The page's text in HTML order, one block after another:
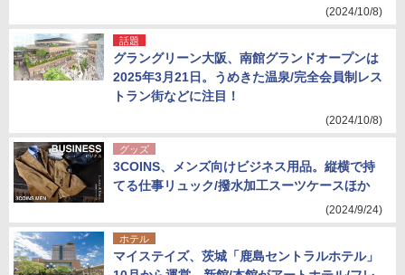
(2024/10/8)
話題
グラングリーン大阪、南館グランドオープンは
2025年3月21日。うめきた温泉/完全会員制レス
トラン街などに注目！
(2024/10/8)
グッズ
3COINS、メンズ向けビジネス用品。縦横で持
てる仕事リュック/撥水加工スーツケースほか
(2024/9/24)
ホテル
マイステイズ、茨城「鹿島セントラルホテル」